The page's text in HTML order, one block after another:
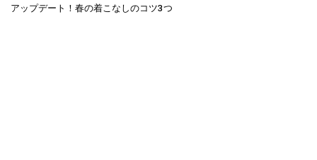
アップデート！春の着こなしのコツ3つ